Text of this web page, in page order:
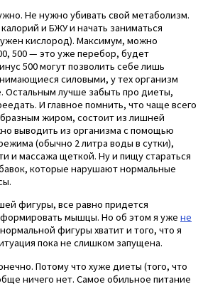
Не нужно убивать свой метаболизм.
и БЖУ и начать заниматься
кислород). Максимум, можно
500 — это уже перебор, будет
500 могут позволить себе лишь
силовыми, у тех организм
лучше забыть про диеты,
И главное помнить, что чаще всего
жиром, состоит из лишней
выводить из организма с помощью
(обычно 2 литра воды в сутки),
и массажа щеткой. Ну и пищу стараться
которые нарушают нормальные
фигуры, все равно придется
мышцы. Но об этом я уже не
фигуры хватит и того, что я
пока не слишком запущена.
Потому что хуже диеты (того, что
ничего нет. Самое обильное питание